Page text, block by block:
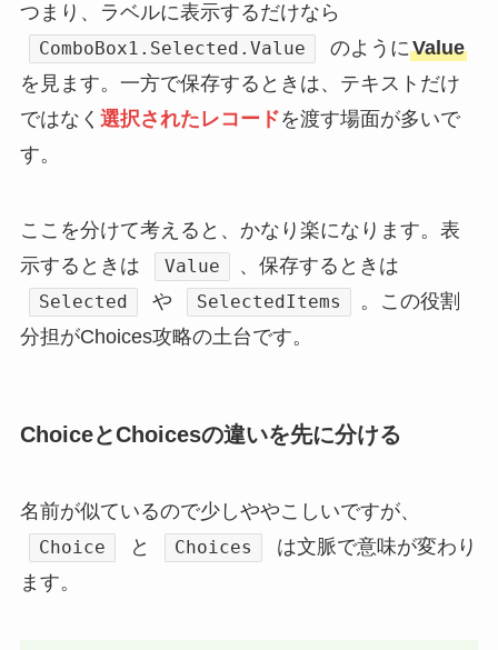
つまり、ラベルに表示するだけなら
ComboBox1.Selected.Value のようにValue
を見ます。一方で保存するときは、テキストだけ
ではなく 選択されたレコードを渡す場面が多いで
す。
ここを分けて考えると、かなり楽になります。表
示するときは
Value 、保存するときは
Selected や SelectedItems
。この役割
分担がChoices攻略の土台です。
ChoiceとChoicesの違いを先に分ける
名前が似ているので少しややこしいですが、
Choice と Choices
は文脈で意味が変わり
ます。